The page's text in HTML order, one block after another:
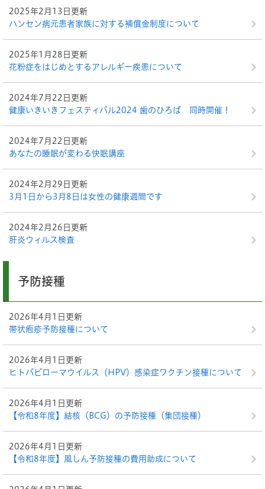
2025年2月13日更新
ハンセン病元患者家族に対する補償金制度について
2025年1月28日更新
花粉症をはじめとするアレルギー疾患について
2024年7月22日更新
健康いきいきフェスティバル2024 歯のひろば 同時開催！
2024年7月22日更新
あなたの睡眠が変わる快眠講座
2024年2月29日更新
3月1日から3月8日は女性の健康週間です
2024年2月26日更新
肝炎ウィルス検査
予防接種
2026年4月1日更新
帯状疱疹予防接種について
2026年4月1日更新
ヒトパピローマウイルス（HPV）感染症ワクチン接種について
2026年4月1日更新
【令和8年度】結核（BCG）の予防接種（集団接種）
2026年4月1日更新
【令和8年度】風しん予防接種の費用助成について